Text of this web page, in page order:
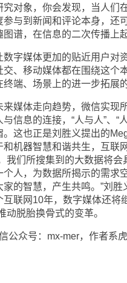
对象，你会发现，当人们
与到新闻和评论本身，还
谱，在信息的二次传播上
媒体更加的贴近用户对
、移动媒体都在围绕这个
端、场景上的进一步拓展
体走向趋势，微信实现所
信息的连接，“人与人”、“
这也正是刘胜义提出的
机器智慧和谐共生，互联
我们所搜集到的大数据将
人，为数据所揭示的需求
的智慧，产生共鸣。”刘胜
联网10年，数字媒体还将
动脱胎换骨式的变革。
众号：mx-mer，作者系